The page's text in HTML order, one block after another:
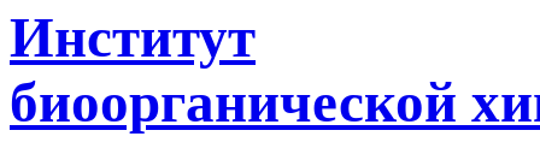
Институт
биоорганической